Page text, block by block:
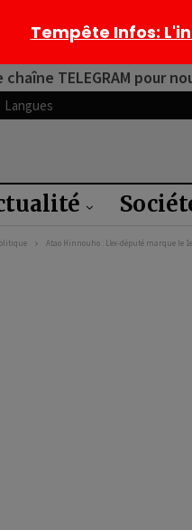
TELEGRAM pour
Langues
Atao Hinnouho : L’ex-député marque le
Tempête Infos: